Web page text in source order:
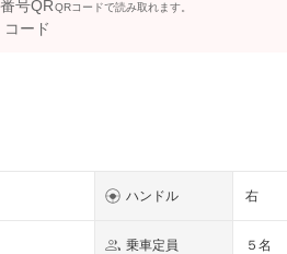
QRコードで読み取れます。
ハンドル 右
乗車定員 ５名